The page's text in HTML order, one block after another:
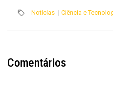
Notícias | Ciência e
Comentários